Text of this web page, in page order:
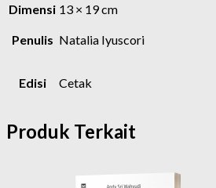
Dimensi 13 × 19 cm
Penulis Natalia Iyuscori
Edisi Cetak
Produk Terkait